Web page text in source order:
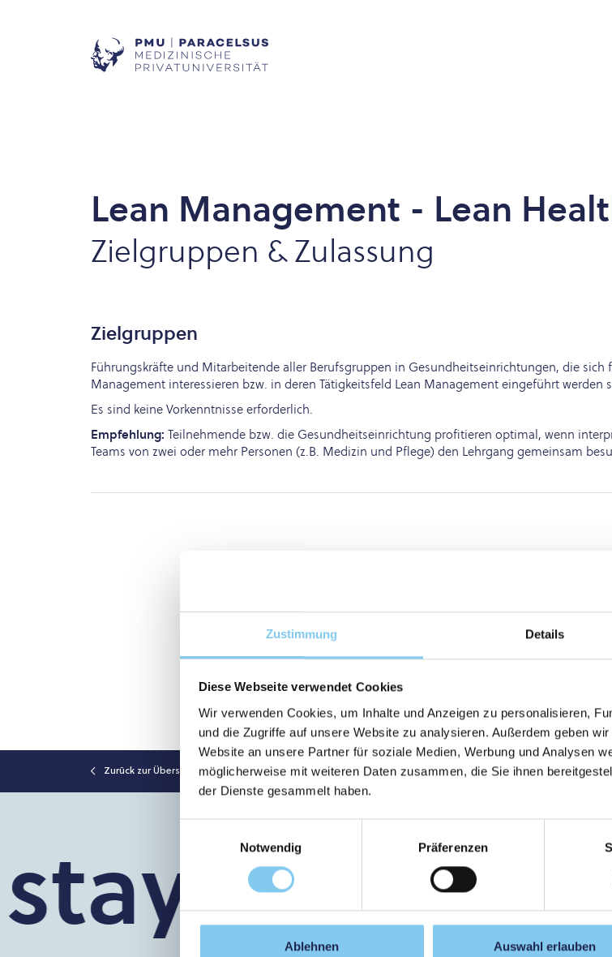
Zustimmung Details
Diese Webseite verwendet Cookies
Wir verwenden Cookies, um Inhalte und Anzeigen zu personalisieren,
und die Zugriffe auf unsere Website zu analysieren. Außerdem geben
Website an unsere Partner für soziale Medien, Werbung und Analysen
möglicherweise mit weiteren Daten zusammen, die Sie ihnen
der Dienste gesammelt haben.
Notwendig
Präferenzen
Ablehnen Auswahl erlauben
Lean Management - Lean
Zielgruppen & Zulassung
Zielgruppen
Führungskräfte und Mitarbeitende aller Berufsgruppen in Gesundheitseinrichtungen, die sich
Management interessieren bzw. in deren Tätigkeitsfeld Lean Management eingeführt werden
Es sind keine Vorkenntnisse erforderlich.
Empfehlung: Teilnehmende bzw. die Gesundheitseinrichtung profitieren optimal, wenn
Teams von zwei oder mehr Personen (z.B. Medizin und Pflege) den Lehrgang gemeinsam
Zurück zur Übersicht
Paracelsus Medizinische Privatuniversität
in touch!